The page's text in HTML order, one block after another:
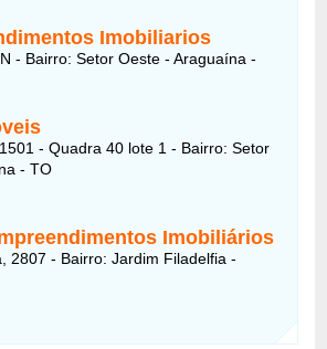
Imobiliarios
- Bairro: Setor Oeste - Araguaína -
- Quadra 40 lote 1 - Bairro: Setor
- TO
Imobiliários
2807 - Bairro: Jardim Filadelfia -